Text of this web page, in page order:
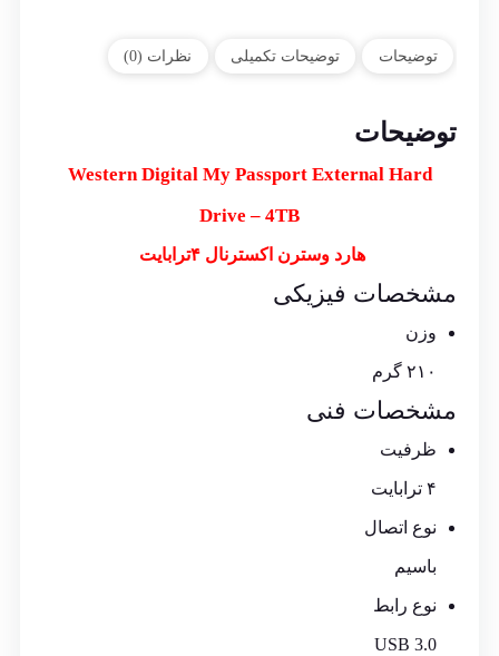
توضیحات توضیحات تکمیلی نظرات (0)
توضیحات
Western Digital My Passport External Hard
Drive – 4TB
هارد وسترن اکسترنال ۴ترابایت
مشخصات فیزیکی
وزن
۲۱۰ گرم
مشخصات فنی
ظرفیت
۴ ترابایت
نوع اتصال
باسیم
نوع رابط
USB 3.0